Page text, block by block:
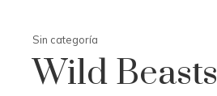
Sin categoría
Wild Beasts